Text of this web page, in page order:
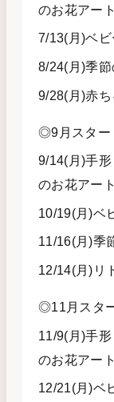
のお花アー
7/13(月)ベ
8/24(月)季節
9/28(月)赤
◎9月スタ
9/14(月)手
のお花アー
10/19(月)ベ
11/16(月)季
12/14(月)リ
◎11月スタ
11/9(月)手
のお花アー
12/21(月)ベ